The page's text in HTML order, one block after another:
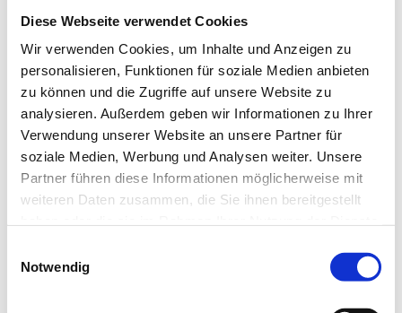
Diese Webseite verwendet Cookies
Wir verwenden Cookies, um Inhalte und Anzeigen zu
personalisieren, Funktionen für soziale Medien anbieten
zu können und die Zugriffe auf unsere Website zu
analysieren. Außerdem geben wir Informationen zu Ihrer
Verwendung unserer Website an unsere Partner für
soziale Medien, Werbung und Analysen weiter. Unsere
Partner führen diese Informationen möglicherweise mit
weiteren Daten zusammen, die Sie ihnen bereitgestellt
Notwendig
DAS INGENIEURBÜRO
INTERESSEN­VERTRETUNG
MITGLIEDER­VERZEICHNIS
SERVICE
18.04.2022
ORF Beitrag - Beraten, Planen, Begutachten -
Fachbereich Biologie
Bitteakzeptieren Sie Marketing-
Cookies, um dieses Video anzusehen.